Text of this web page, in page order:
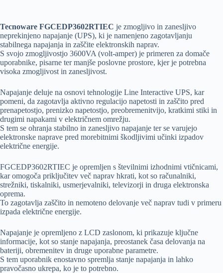
Tecnoware FGCEDP3602RTIEC je zmogljivo in zanesljivo
neprekinjeno napajanje (UPS), ki je namenjeno zagotavljanju
stabilnega napajanja in zaščite elektronskih naprav.
S svojo zmogljivostjo 3600VA (volt-amper) je primeren za domače
uporabnike, pisarne ter manjše poslovne prostore, kjer je potrebna
visoka zmogljivost in zanesljivost.
Napajanje deluje na osnovi tehnologije Line Interactive UPS, kar
pomeni, da zagotavlja aktivno regulacijo napetosti in zaščito pred
prenapetostjo, prenizko napetostjo, preobremenitvijo, kratkimi stiki in
drugimi napakami v električnem omrežju.
S tem se ohranja stabilno in zanesljivo napajanje ter se varujejo
elektronske naprave pred morebitnimi škodljivimi učinki izpadov
električne energije.
FGCEDP3602RTIEC je opremljen s številnimi izhodnimi vtičnicami,
kar omogoča priključitev več naprav hkrati, kot so računalniki,
strežniki, tiskalniki, usmerjevalniki, televizorji in druga elektronska
oprema.
To zagotavlja zaščito in nemoteno delovanje več naprav tudi v primeru
izpada električne energije.
Napajanje je opremljeno z LCD zaslonom, ki prikazuje ključne
informacije, kot so stanje napajanja, preostanek časa delovanja na
bateriji, obremenitev in druge uporabne parametre.
S tem uporabnik enostavno spremlja stanje napajanja in lahko
pravočasno ukrepa, ko je to potrebno.